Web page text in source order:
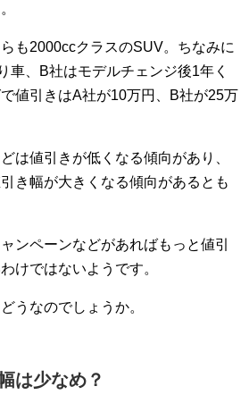
も2000ccクラスのSUV。ちなみに
車、B社はモデルチェンジ後1年く
値引きはA社が10万円、B社が25万
は値引きが低くなる傾向があり、
き幅が大きくなる傾向があるとも
ンペーンなどがあればもっと値引
けではないようです。
うなのでしょうか。
は少なめ？